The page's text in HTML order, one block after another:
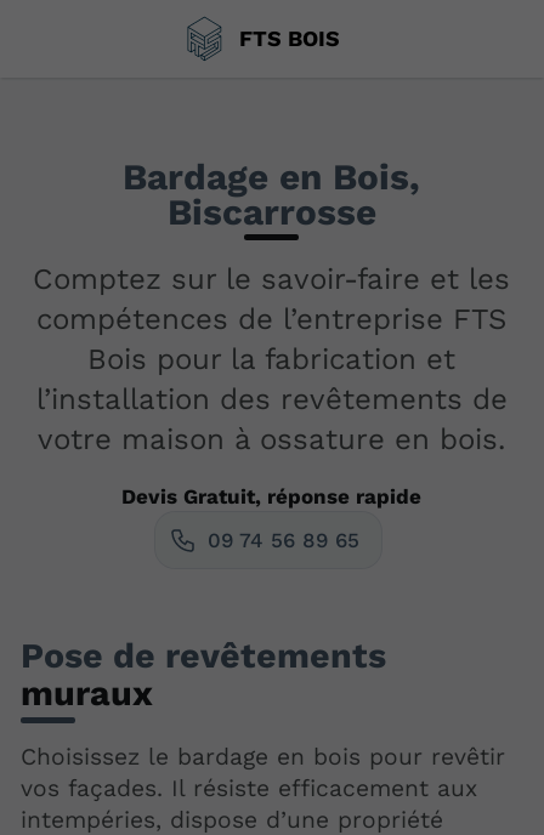
FTS BOIS
Bardage en Bois,
Biscarrosse
Comptez sur le savoir-faire et les
compétences de l’entreprise FTS
Bois pour la fabrication et
l’installation des revêtements de
votre maison à ossature en bois.
Devis Gratuit, réponse rapide
09 74 56 89 65
Pose de revêtements
muraux
Choisissez le bardage en bois pour revêtir
vos façades. Il résiste efficacement aux
intempéries, dispose d’une propriété